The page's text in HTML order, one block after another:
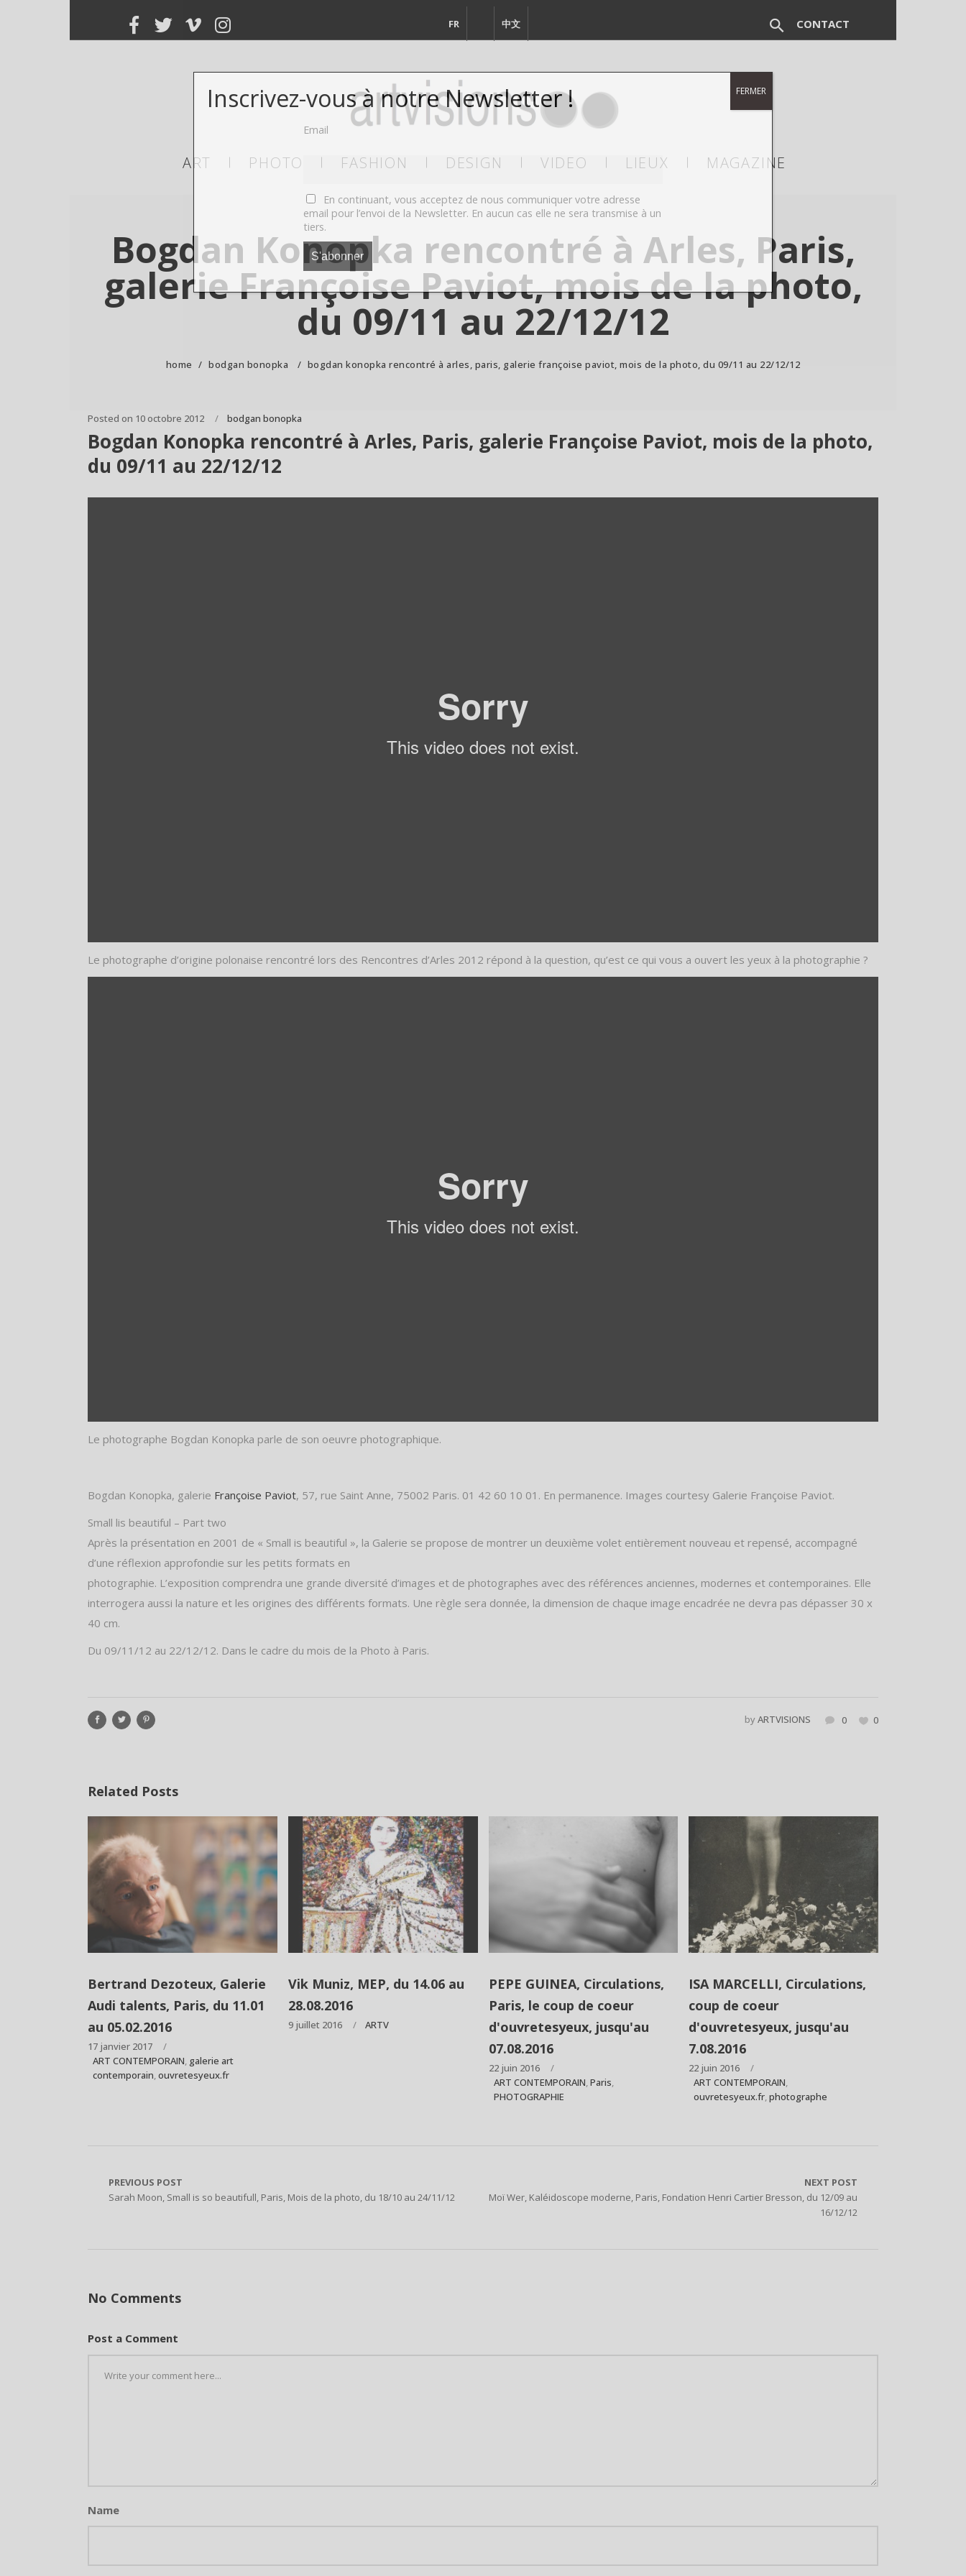
FR 中文 CONTACT
ART PHOTO FASHION DESIGN VIDEO LIEUX MAGAZINE
Bogdan Konopka rencontré à Arles, Paris,
galerie Françoise Paviot, mois de la photo,
du 09/11 au 22/12/12
home / bodgan bonopka / bogdan konopka rencontré à arles, paris, galerie françoise paviot, mois de la photo, du 09/11 au 22/12/12
Posted on 10 octobre 2012 bodgan bonopka
Bogdan Konopka rencontré à Arles, Paris, galerie Françoise Paviot, mois de la photo,
du 09/11 au 22/12/12
Le photographe d’origine polonaise rencontré lors des Rencontres d’Arles 2012 répond à la question, qu’est ce qui vous a ouvert les yeux à la photographie ?
Le photographe Bogdan Konopka parle de son oeuvre photographique.
Bogdan Konopka, galerie Françoise Paviot, 57, rue Saint Anne, 75002 Paris. 01 42 60 10 01. En permanence. Images courtesy Galerie Françoise Paviot.
Small lis beautiful – Part two
Après la présentation en 2001 de « Small is beautiful », la Galerie se propose de montrer un deuxième volet entièrement nouveau et repensé, accompagné
d’une réflexion approfondie sur les petits formats en
photographie. L’exposition comprendra une grande diversité d’images et de photographes avec des références anciennes, modernes et contemporaines. Elle
interrogera aussi la nature et les origines des différents formats. Une règle sera donnée, la dimension de chaque image encadrée ne devra pas dépasser 30 x
40 cm.
Du 09/11/12 au 22/12/12. Dans le cadre du mois de la Photo à Paris.
byARTVISIONS 0 0
Related Posts
Bertrand Dezoteux, Galerie
Audi talents, Paris, du 11.01
au 05.02.2016
17 janvier 2017
ART CONTEMPORAIN galerie art
contemporain ouvretesyeux.fr
Vik Muniz, MEP, du 14.06 au
28.08.2016
9 juillet 2016 ARTV
PEPE GUINEA, Circulations,
Paris, le coup de coeur
d'ouvretesyeux, jusqu'au
07.08.2016
22 juin 2016
ART CONTEMPORAIN Paris
PHOTOGRAPHIE
ISA MARCELLI, Circulations,
coup de coeur
d'ouvretesyeux, jusqu'au
7.08.2016
22 juin 2016
ART CONTEMPORAIN
ouvretesyeux.fr ,photographe
PREVIOUS POST
Sarah Moon, Small is so beautifull, Paris, Mois de la photo, du 18/10 au 24/11/12
NEXT POST
Moï Wer, Kaléidoscope moderne, Paris, Fondation Henri Cartier Bresson, du 12/09 au
16/12/12
No Comments
Post a Comment
Name
Inscrivez-vous à notre Newsletter !
Email
En continuant, vous acceptez de nous communiquer votre adresse
email pour l’envoi de la Newsletter. En aucun cas elle ne sera transmise à un
tiers.
FERMER